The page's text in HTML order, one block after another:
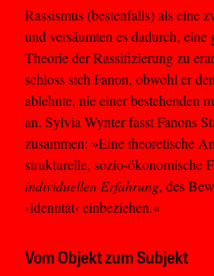
Rassismus (bestenfalls) als eine
und versäumten es dadurch,
Theorie der Rassifizierung zu
schloss sich Fanon, obwohl er
ablehnte, nie einer bestehenden
an. Sylvia Wynter fasst Fanons
zusammen: »Eine theoretische
strukturelle, sozio-ökonomische
individuellen Erfahrung, des
›Identität‹ einbeziehen.«
Vom Objekt zum Subjekt